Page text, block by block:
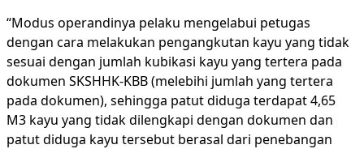
“Modus operandinya pelaku mengelabui petugas
dengan cara melakukan pengangkutan kayu yang tidak
sesuai dengan jumlah kubikasi kayu yang tertera pada
dokumen SKSHHK-KBB (melebihi jumlah yang tertera
pada dokumen), sehingga patut diduga terdapat 4,65
M3 kayu yang tidak dilengkapi dengan dokumen dan
patut diduga kayu tersebut berasal dari penebangan